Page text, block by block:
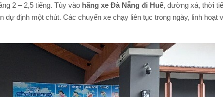
2 – 2,5 tiếng. Tùy vào hãng xe Đà Nẵng đi Huế, đường xá, thời
định một chút. Các chuyến xe chạy liên tục trong ngày, linh hoạt